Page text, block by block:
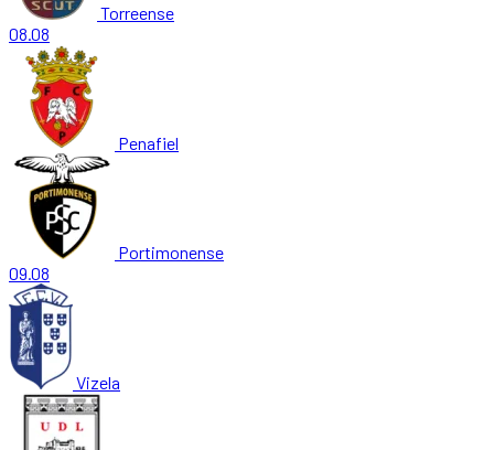
Torreense
08.08
Penafiel
Portimonense
09.08
Vizela